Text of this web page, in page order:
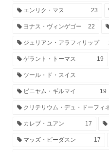
エンリク・マス 23
ヨナス・ヴィンゲゴー 22
ジュリアン・アラフィリップ
ゲラント・トーマス 19
ツール・ド・スイス
ビニヤム・ギルマイ 19
クリテリウム・デュ・ドーフィ
カレブ・ユアン 17
マッズ・ピーダスン 17